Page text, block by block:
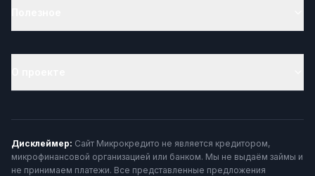
Дисклеймер: Сайт Микрокредито не является кредитором,
микрофинансовой организацией или банком. Мы не выдаём займы и
не принимаем платежи. Все представленные предложения